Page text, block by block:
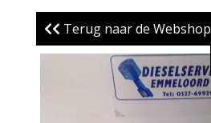
Terug naar de Webshop